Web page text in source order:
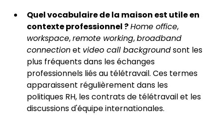
Quel vocabulaire de la maison est utile en
contexte professionnel ?Home office,
workspace,remote working,broadband
connectionet video call backgroundsont les
plus fréquents dans les échanges
professionnels liés au télétravail. Ces termes
apparaissent régulièrement dans les
politiques RH, les contrats de télétravail et les
discussions d'équipe internationales.